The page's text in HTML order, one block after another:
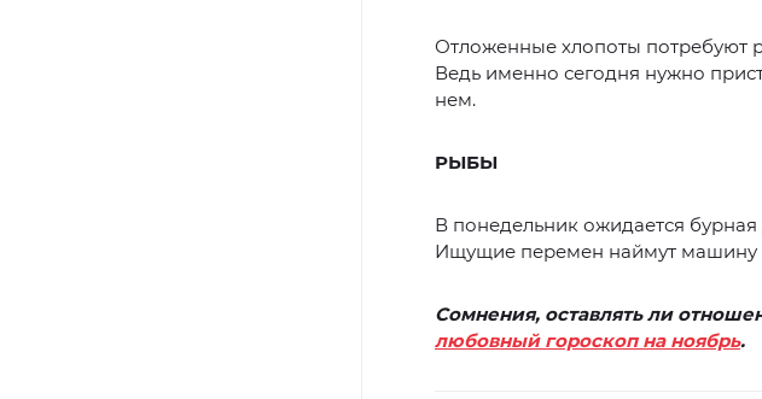
Отложенные хлопоты потребуют
Ведь именно сегодня нужно
нем.
РЫБЫ
В понедельник ожидается
Ищущие перемен наймут машину
Сомнения, оставлять ли
любовный гороскоп на ноябрь.